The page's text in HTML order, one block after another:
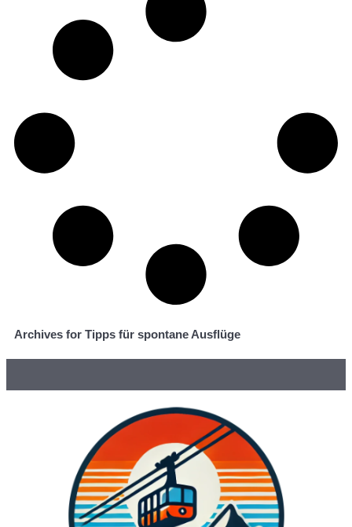
Archives for Tipps für spontane Ausflüge